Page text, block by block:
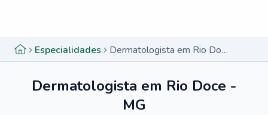
Especialidades Dermatologista em Rio Doce - MG
Dermatologista em Rio Doce -
MG